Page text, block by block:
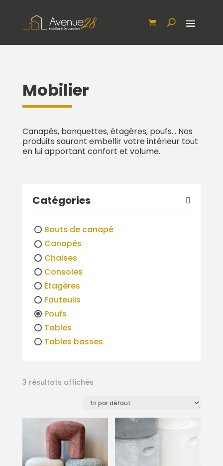
Mobilier
Canapés, banquettes, étagères, poufs… Nos
produits sauront embellir votre intérieur tout
en lui apportant confort et volume.
Catégories
Bouts de canapé
Canapés
Chaises
Consoles
Étagères
Fauteuils
Poufs
Tables
Tables basses
3 résultats affichés